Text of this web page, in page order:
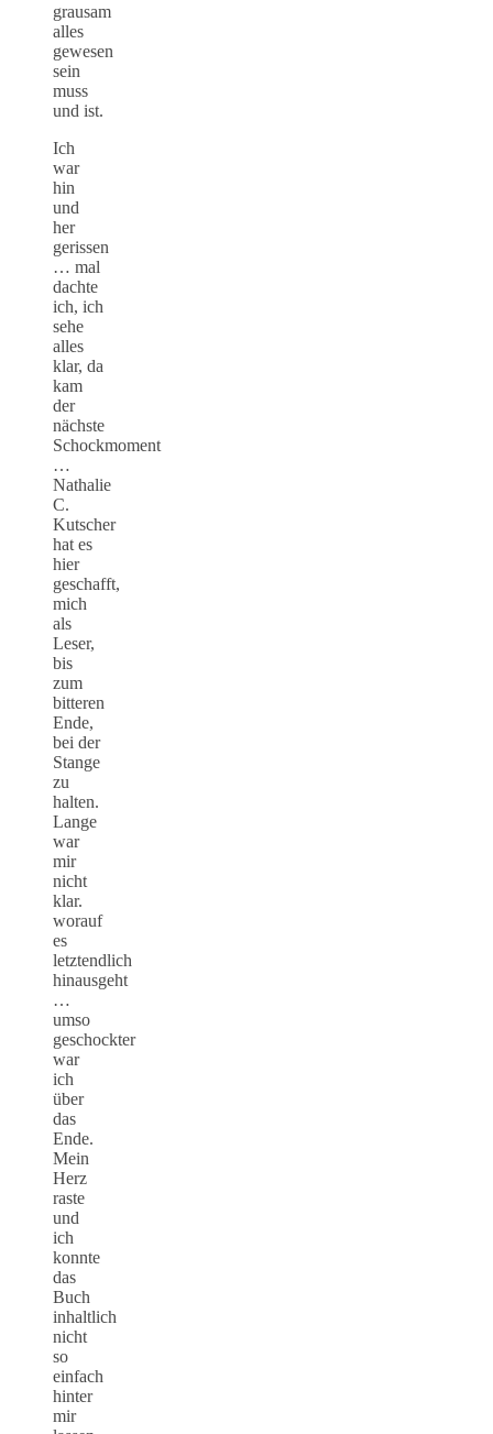
grausam
alles
gewesen
sein
muss
und ist.
Ich
war
hin
und
her
gerissen
… mal
dachte
ich, ich
sehe
alles
klar, da
kam
der
nächste
Schockmoment
…
Nathalie
C.
Kutscher
hat es
hier
geschafft,
mich
als
Leser,
bis
zum
bitteren
Ende,
bei der
Stange
zu
halten.
Lange
war
mir
nicht
klar.
worauf
es
letztendlich
hinausgeht
…
umso
geschockter
war
ich
über
das
Ende.
Mein
Herz
raste
und
ich
konnte
das
Buch
inhaltlich
nicht
so
einfach
hinter
mir